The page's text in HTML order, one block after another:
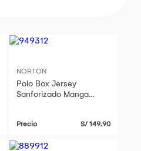
NORTON
Polo Box Jersey
Sanforizado Manga
Precio S/ 149.90